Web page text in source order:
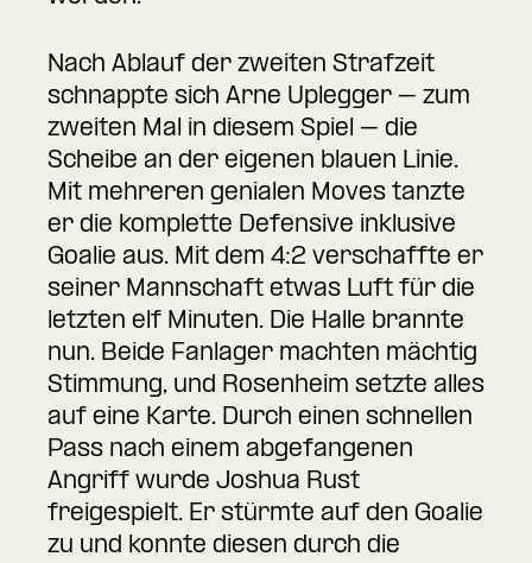
Nach Ablauf der zweiten Strafzeit
schnappte sich Arne Uplegger – zum
zweiten Mal in diesem Spiel – die
Scheibe an der eigenen blauen Linie.
Mit mehreren genialen Moves tanzte
er die komplette Defensive inklusive
Goalie aus. Mit dem 4:2 verschaffte er
seiner Mannschaft etwas Luft für die
letzten elf Minuten. Die Halle brannte
nun. Beide Fanlager machten mächtig
Stimmung, und Rosenheim setzte alles
auf eine Karte. Durch einen schnellen
Pass nach einem abgefangenen
Angriff wurde Joshua Rust
freigespielt. Er stürmte auf den Goalie
zu und konnte diesen durch die